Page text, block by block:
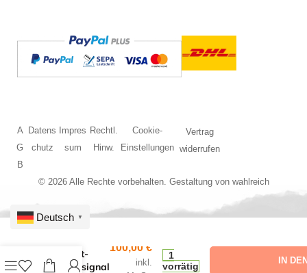
© 2026 Alle Rechte vorbehalten. Gestaltung von wahlreich
A
G
B
Datens
chutz
Impres
sum
Rechtl.
Hinw.
Cookie-
Einstellungen
Vertrag
widerrufen
HO Licht-
Ausfahrsignal
100,00 €
inkl.
1
vorrätig
IN
Deutsch ▼